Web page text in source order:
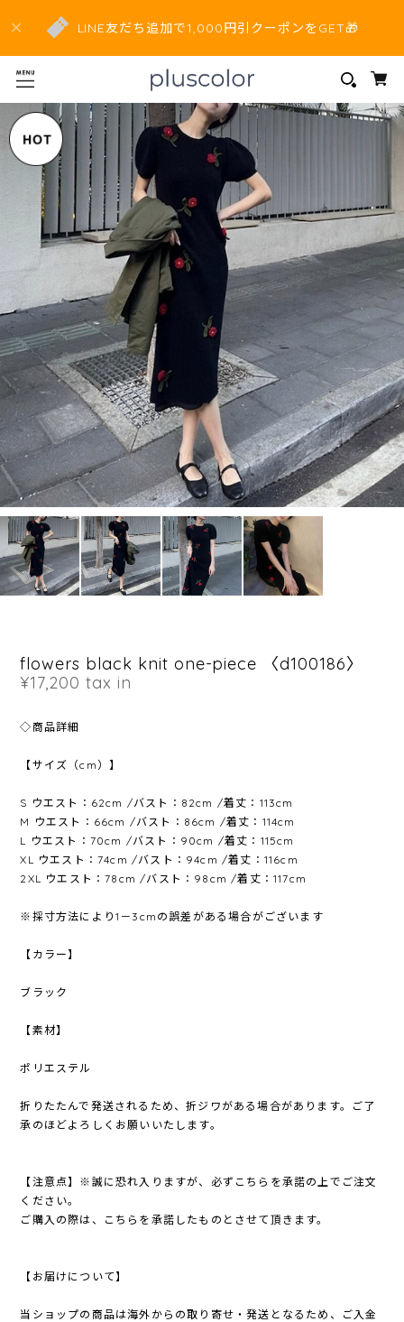
LINE友だち追加で1,000円引クーポンをGET🎁
flowers black knit one-piece 〈d100186〉
¥17,200 tax in
◇商品詳細
【サイズ（cm）】
S ウエスト：62cm /バスト：82cm /着丈：113cm
M ウエスト：66cm /バスト：86cm /着丈：114cm
L ウエスト：70cm /バスト：90cm /着丈：115cm
XL ウエスト：74cm /バスト：94cm /着丈：116cm
2XL ウエスト：78cm /バスト：98cm /着丈：117cm
※採寸方法により1－3cmの誤差がある場合がございます
【カラー】
ブラック
【素材】
ポリエステル
折りたたんで発送されるため、折ジワがある場合があります。ご了
承のほどよろしくお願いいたします。
【注意点】※誠に恐れ入りますが、必ずこちらを承諾の上でご注文
ください。
ご購入の際は、こちらを承諾したものとさせて頂きます。
【お届けについて】
当ショップの商品は海外からの取り寄せ・発送となるため、ご入金